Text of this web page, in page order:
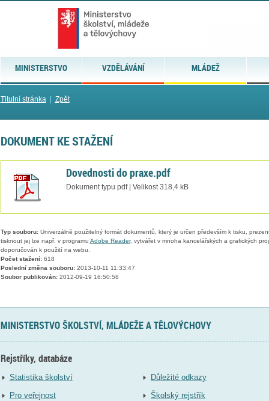
MINISTERSTVO VZDĚLÁVÁNÍ MLÁDEŽ
Titulní stránka| Zpět
DOKUMENT KE STAŽENÍ
Dovednosti do praxe.pdf
Dokument typu pdf | Velikost 318,4 kB
Typ souboru:Univerzálně použitelný formát dokumentů, který je určen především k tisku,
tisknout jej lze např. v programu Adobe Reader, vytvářet v mnoha kancelářských a grafických
doporučován k použití na webu.
Počet stažení:618
Poslední změna souboru:2013-10-11 11:33:47
Soubor publikován:2012-09-19 16:50:58
MINISTERSTVO ŠKOLSTVÍ, MLÁDEŽE A TĚLOVÝCHOVY
Rejstříky, databáze
Statistika školství
Pro veřejnost
Důležité odkazy
Školský rejstřík